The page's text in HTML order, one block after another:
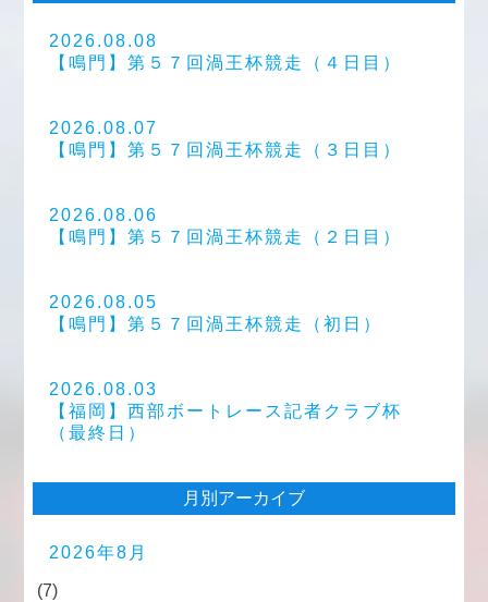
2026.08.08
【鳴門】第５７回渦王杯競走（４日目）
2026.08.07
【鳴門】第５７回渦王杯競走（３日目）
2026.08.06
【鳴門】第５７回渦王杯競走（２日目）
2026.08.05
【鳴門】第５７回渦王杯競走（初日）
2026.08.03
【福岡】西部ボートレース記者クラブ杯
（最終日）
月別アーカイブ
2026年8月
(7)